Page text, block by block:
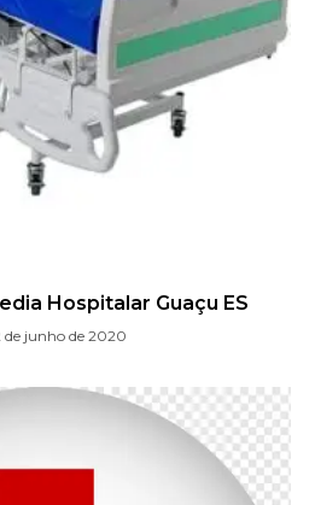
Hospitalar Guaçu ES
de junho de 2020